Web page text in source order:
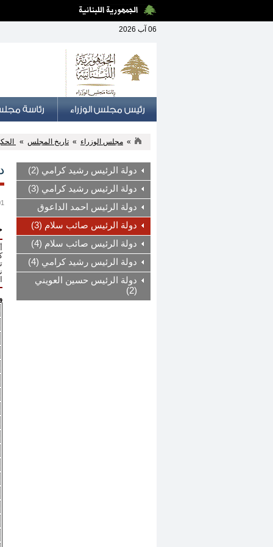
06 آب 2026
» مجلس الوزراء » تاريخ المجلس »
دولة الرئيس رشيد كرامي (2)
دولة الرئيس رشيد كرامي (3)
دولة الرئيس احمد الداعوق
دولة الرئيس صائب سلام (3)
دولة الرئيس صائب سلام (4)
دولة الرئيس رشيد كرامي (4)
دولة الرئيس حسين العويني
(2)
01